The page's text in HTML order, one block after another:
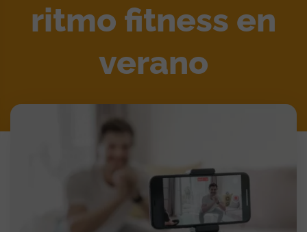
ritmo fitness en
verano